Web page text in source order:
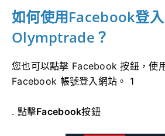
如何使用Facebook登入
Olymptrade？
您也可以點擊 Facebook 按鈕，使
Facebook 帳號登入網站。 1
. 點擊Facebook按鈕